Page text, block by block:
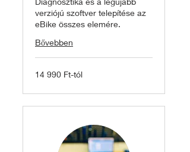
verziójú szoftver telepítése az
eBike összes elemére.
Bővebben
14
990
14 990 Ft-tól